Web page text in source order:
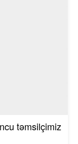
təmsilçimiz